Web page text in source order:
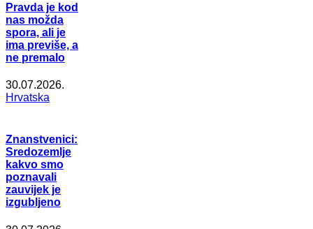
Pravda je kod
nas možda
spora, ali je
ima previše, a
ne premalo
30.07.2026.
Hrvatska
Znanstvenici:
Sredozemlje
kakvo smo
poznavali
zauvijek je
izgubljeno